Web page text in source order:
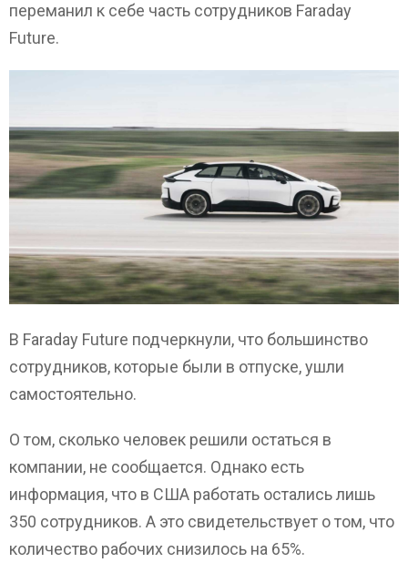
переманил к себе часть сотрудников Faraday
Future.
В Faraday Future подчеркнули, что большинство
сотрудников, которые были в отпуске, ушли
самостоятельно.
О том, сколько человек решили остаться в
компании, не сообщается. Однако есть
информация, что в США работать остались лишь
350 сотрудников. А это свидетельствует о том, что
количество рабочих снизилось на 65%.